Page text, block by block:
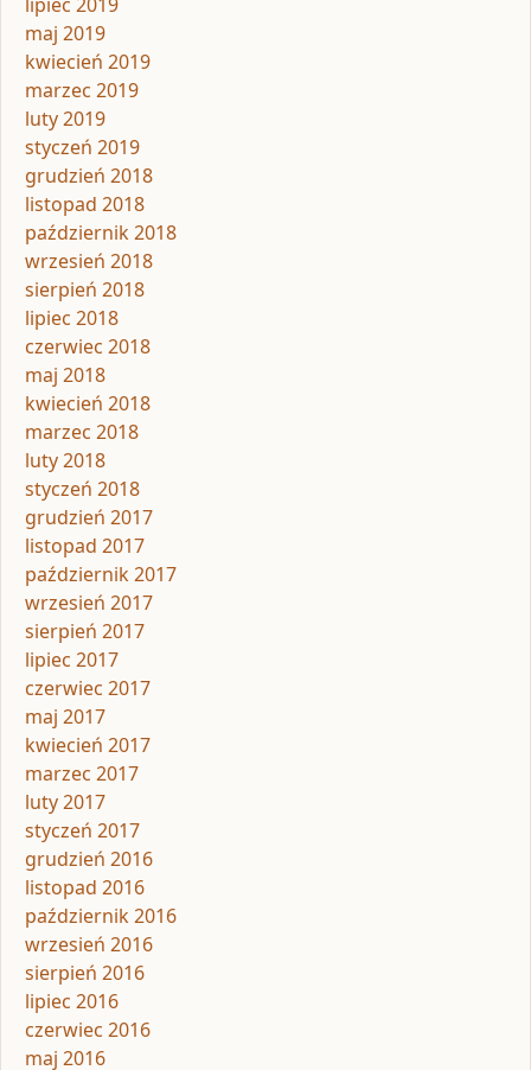
maj 2019
kwiecień 2019
marzec 2019
luty 2019
styczeń 2019
grudzień 2018
listopad 2018
październik 2018
wrzesień 2018
sierpień 2018
lipiec 2018
czerwiec 2018
maj 2018
kwiecień 2018
marzec 2018
luty 2018
styczeń 2018
grudzień 2017
listopad 2017
październik 2017
wrzesień 2017
sierpień 2017
lipiec 2017
czerwiec 2017
maj 2017
kwiecień 2017
marzec 2017
luty 2017
styczeń 2017
grudzień 2016
listopad 2016
październik 2016
wrzesień 2016
sierpień 2016
lipiec 2016
czerwiec 2016
maj 2016